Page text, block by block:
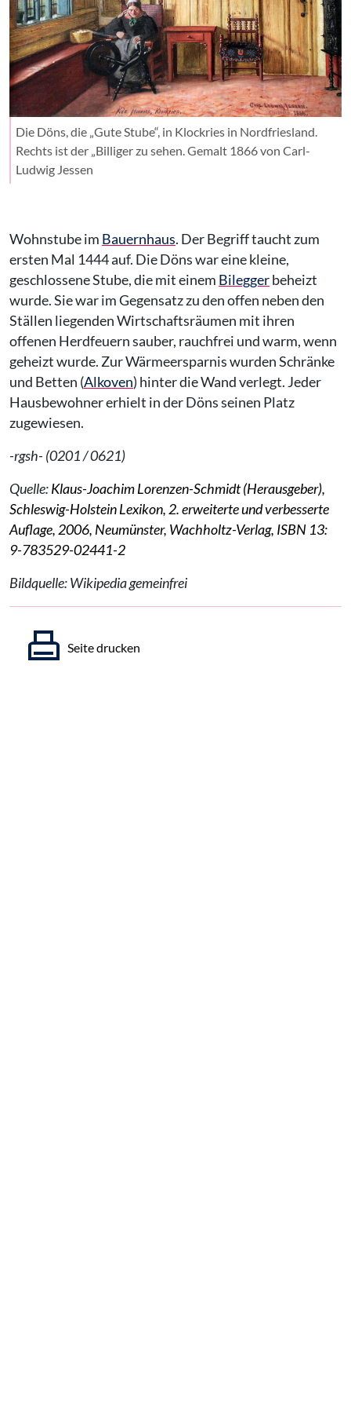
Die Döns, die „Gute Stube“, in Klockries in Nordfriesland.
Rechts ist der „Billiger zu sehen. Gemalt 1866 von Carl-
Ludwig Jessen
Wohnstube im Bauernhaus. Der Begriff taucht zum
ersten Mal 1444 auf. Die Döns war eine kleine,
geschlossene Stube, die mit einem Bileggerbeheizt
wurde. Sie war im Gegensatz zu den offen neben den
Ställen liegenden Wirtschaftsräumen mit ihren
offenen Herdfeuern sauber, rauchfrei und warm, wenn
geheizt wurde. Zur Wärmeersparnis wurden Schränke
und Betten (Alkoven) hinter die Wand verlegt. Jeder
Hausbewohner erhielt in der Döns seinen Platz
zugewiesen.
-rgsh- (0201 / 0621)
Quelle:Klaus-Joachim Lorenzen-Schmidt (Herausgeber),
Schleswig-Holstein Lexikon, 2. erweiterte und verbesserte
Auflage, 2006, Neumünster, Wachholtz-Verlag, ISBN 13:
9-783529-02441-2
Bildquelle: Wikipedia gemeinfrei
Seite drucken